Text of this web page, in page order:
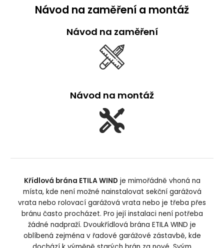
Návod na zaměření a montáž
Návod na zaměření
Návod na montáž
Křídlová brána ETILA WIND je mimořádně vhoná na
místa, kde není možné nainstalovat sekční garážová
vrata nebo rolovací garážová vrata nebo je třeba přes
bránu často procházet. Pro její instalaci není potřeba
žádné nadpraží. Dvoukřídlová brána ETILA WIND je
oblíbená zejména v řadové garážové zástavbě, kde